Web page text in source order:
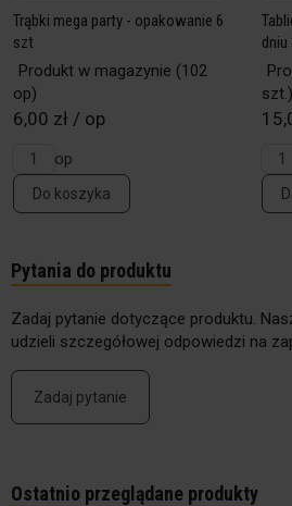
Trąbki mega party - opakowanie 6
szt
Produkt w magazynie (102
op)
6,00 zł / op
op
Do koszyka
dniu
szt.)
Pytania do produktu
Zadaj pytanie dotyczące produktu.
udzieli szczegółowej odpowiedzi na
Zadaj pytanie
Ostatnio przeglądane produkty